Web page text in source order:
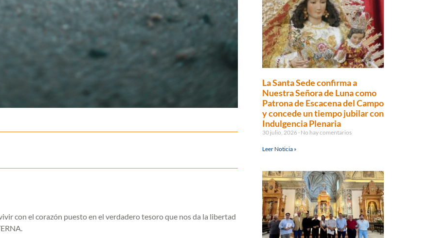
con el corazón puesto en el verdadero tesoro que nos da la libertad
La Santa Sede confirma a
Nuestra Señora de Luna como
Patrona de Escacena del Campo
y concede un tiempo jubilar con
Indulgencia Plenaria
30 julio, 2026 No hay comentarios
Leer Noticia »